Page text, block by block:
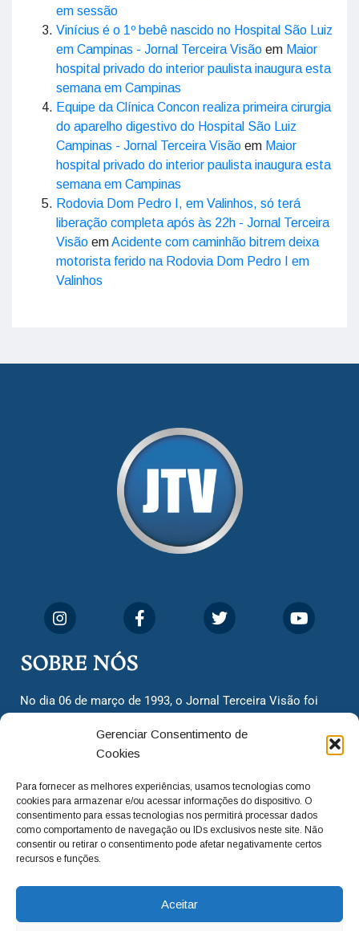
Gerenciar Consentimento de
Cookies
Para fornecer as melhores experiências, usamos tecnologias como
cookies para armazenar e/ou acessar informações do dispositivo. O
consentimento para essas tecnologias nos permitirá processar dados
como comportamento de navegação ou IDs exclusivos neste site. Não
consentir ou retirar o consentimento pode afetar negativamente certos
recursos e funções.
Aceitar
em sessão
Vinícius é o 1º bebê nascido no Hospital São Luiz
em Campinas - Jornal Terceira Visão em Maior
hospital privado do interior paulista inaugura esta
semana em Campinas
Equipe da Clínica Concon realiza primeira cirurgia
do aparelho digestivo do Hospital São Luiz
Campinas - Jornal Terceira Visão em Maior
hospital privado do interior paulista inaugura esta
semana em Campinas
Rodovia Dom Pedro I, em Valinhos, só terá
liberação completa após às 22h - Jornal Terceira
Visão emAcidente com caminhão bitrem deixa
motorista ferido na Rodovia Dom Pedro I em
Valinhos
SOBRE NÓS
No dia 06 de março de 1993, o Jornal Terceira Visão foi
cidadãos valinhenses, já que naquela época só existiam
dois jornais. Há mais de 30 anos, o jornal continua
com o foco de trazer as melhores notícias. Nunca
deixamos de lado as necessidades do cidadão, sempre
questionando os órgãos públicos em busca de melhorias
para a cidade e sempre cobrando resoluções para casos
adm@jtv.com.br (19) 3929-6225